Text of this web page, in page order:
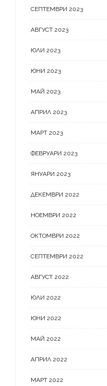
СЕПТЕМВРИ 2023
АВГУСТ 2023
ЮЛИ 2023
ЮНИ 2023
МАЙ 2023
АПРИЛ 2023
МАРТ 2023
ФЕВРУАРИ 2023
ЯНУАРИ 2023
ДЕКЕМВРИ 2022
НОЕМВРИ 2022
ОКТОМВРИ 2022
СЕПТЕМВРИ 2022
АВГУСТ 2022
ЮЛИ 2022
ЮНИ 2022
МАЙ 2022
АПРИЛ 2022
МАРТ 2022